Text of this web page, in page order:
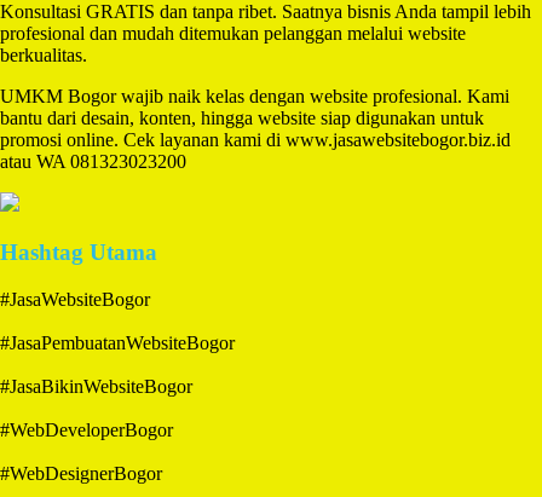
Konsultasi GRATIS dan tanpa ribet. Saatnya bisnis Anda tampil lebih
profesional dan mudah ditemukan pelanggan melalui website
berkualitas.
UMKM Bogor wajib naik kelas dengan website profesional. Kami
bantu dari desain, konten, hingga website siap digunakan untuk
promosi online. Cek layanan kami di www.jasawebsitebogor.biz.id
atau WA 081323023200
Hashtag Utama
#JasaWebsiteBogor
#JasaPembuatanWebsiteBogor
#JasaBikinWebsiteBogor
#WebDeveloperBogor
#WebDesignerBogor